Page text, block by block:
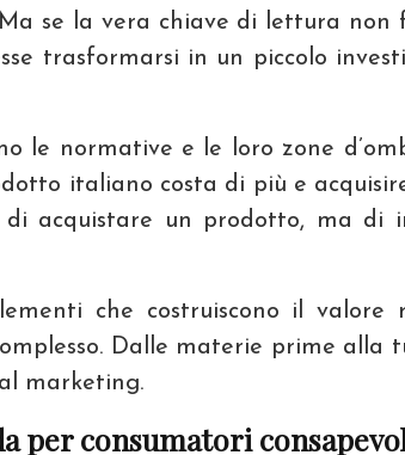
se la vera chiave di lettura non
trasformarsi in un piccolo
le normative e le loro zone
italiano costa di più e
acquistare un prodotto, ma di
che costruiscono il
Dalle materie prime alla
marketing.
per consumatori